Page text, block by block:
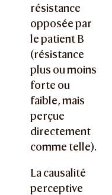
résistance
opposée par
le patient B
(résistance
plus ou moins
forte ou
faible, mais
perçue
directement
comme telle).
La causalité
perceptive